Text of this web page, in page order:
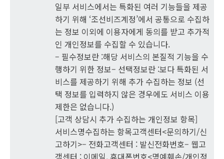
일부 서비스에서는 특화된 여러 기능들을 제공
하기 위해 ‘조선비즈계정’에서 공통으로 수집하
는 정보 이외에 이용자에게 동의를 받고 추가적
인 개인정보를 수집할 수 있습니다.
– 필수정보란 :해당 서비스의 본질적 기능을 수
행하기 위한 정보– 선택정보란 :보다 특화된 서
비스를 제공하기 위해 추가 수집하는 정보 (선
택 정보를 입력하지 않은 경우에도 서비스 이용
제한은 없습니다.)
[고객 상담시 추가 수집하는 개인정보 항목]
서비스명수집하는 항목고객센터<문의하기/신
고하기>– 전화고객센터 : 발신전화번호– 웹고
객센터 : 이메일, 휴대폰번호<명예훼손/개인정